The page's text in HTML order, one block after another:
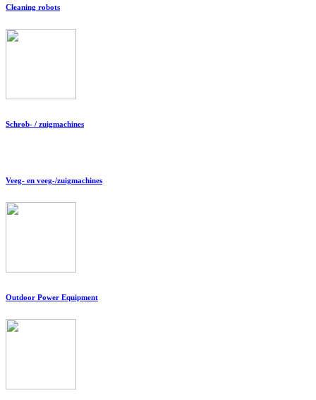
Cleaning robots
Schrob- / zuigmachines
Veeg- en veeg-/zuigmachines
Outdoor Power Equipment